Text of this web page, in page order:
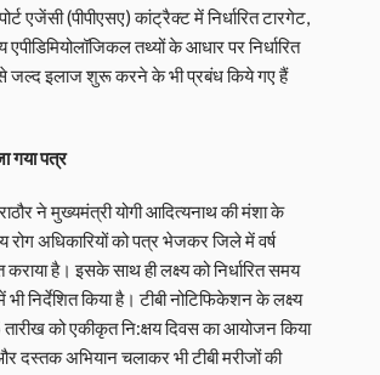
एजेंसी (पीपीएसए) कांट्रैक्ट में निर्धारित टारगेट,
तथ्यों के आधार पर निर्धारित
से जल्द इलाज शुरू करने के भी प्रबंध किये गए हैं
गया पत्र
ने मुख्यमंत्री योगी आदित्यनाथ की मंशा के
अधिकारियों को पत्र भेजकर जिले में वर्ष
है। इसके साथ ही लक्ष्य को निर्धारित समय
निर्देशित किया है। टीबी नोटिफिकेशन के लक्ष्य
को एकीकृत नि:क्षय दिवस का आयोजन किया
दस्तक अभियान चलाकर भी टीबी मरीजों की